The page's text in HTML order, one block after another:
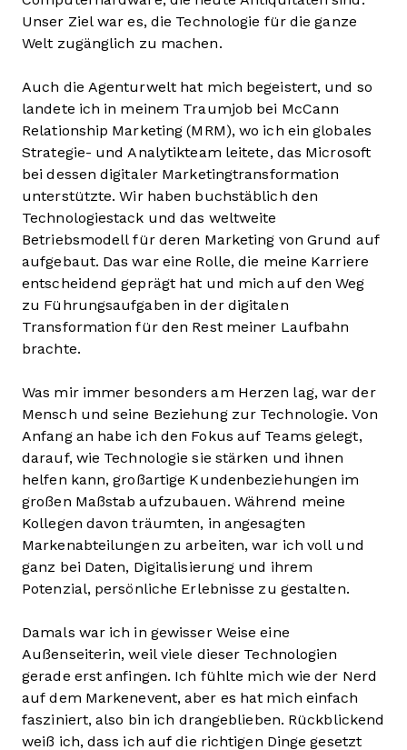
Unser Ziel war es, die Technologie für die ganze
Welt zugänglich zu machen.
Auch die Agenturwelt hat mich begeistert, und so
landete ich in meinem Traumjob bei McCann
Relationship Marketing (MRM), wo ich ein globales
Strategie- und Analytikteam leitete, das Microsoft
bei dessen digitaler Marketingtransformation
unterstützte. Wir haben buchstäblich den
Technologiestack und das weltweite
Betriebsmodell für deren Marketing von Grund auf
aufgebaut. Das war eine Rolle, die meine Karriere
entscheidend geprägt hat und mich auf den Weg
zu Führungsaufgaben in der digitalen
Transformation für den Rest meiner Laufbahn
brachte.
Was mir immer besonders am Herzen lag, war der
Mensch und seine Beziehung zur Technologie. Von
Anfang an habe ich den Fokus auf Teams gelegt,
darauf, wie Technologie sie stärken und ihnen
helfen kann, großartige Kundenbeziehungen im
großen Maßstab aufzubauen. Während meine
Kollegen davon träumten, in angesagten
Markenabteilungen zu arbeiten, war ich voll und
ganz bei Daten, Digitalisierung und ihrem
Potenzial, persönliche Erlebnisse zu gestalten.
Damals war ich in gewisser Weise eine
Außenseiterin, weil viele dieser Technologien
gerade erst anfingen. Ich fühlte mich wie der Nerd
auf dem Markenevent, aber es hat mich einfach
fasziniert, also bin ich drangeblieben. Rückblickend
weiß ich, dass ich auf die richtigen Dinge gesetzt